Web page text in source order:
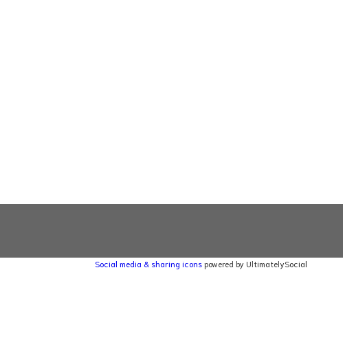
Social media & sharing icons powered by UltimatelySocial